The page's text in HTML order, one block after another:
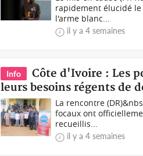
rapidement élucidé
l'arme blanc...
il y a 4 semaines
Info
Côte d'Ivoire : Les
leurs besoins régents de
La rencontre
focaux ont
recueillis...
il y a 4 semaines